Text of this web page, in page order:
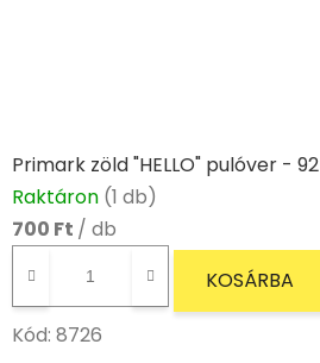
Primark zöld "HELLO" pulóver - 92
Raktáron (1 db)
700 Ft / db
KOSÁRBA
Kód: 8726